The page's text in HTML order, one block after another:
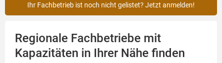
Ihr Fachbetrieb ist noch nicht gelistet? Jetzt anmelden!
Regionale Fachbetriebe mit
Kapazitäten in Ihrer Nähe finden